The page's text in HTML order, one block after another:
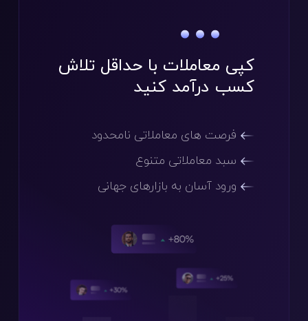
کپی معاملات با حداقل تلاش
کسب درآمد کنید
فرصت های معاملاتی نامحدود
سبد معاملاتی متنوع
ورود آسان به بازارهای جهانی